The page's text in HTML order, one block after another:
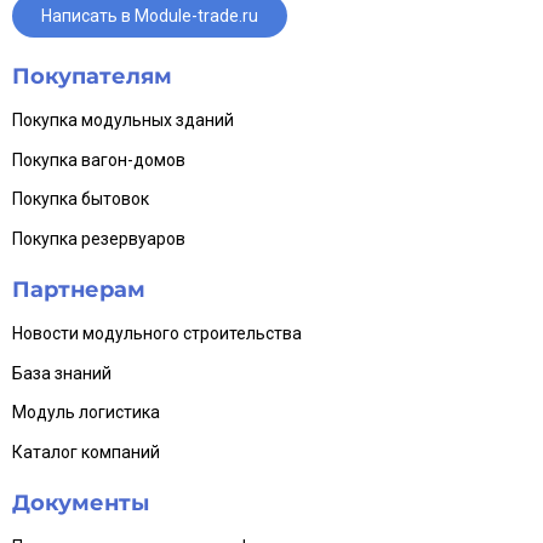
Возможна доработка планировки и комплектации:
дополнительные перегородки, окна, освещение, отопление и
Подготовим расчет и поможем подобрать подходящую
Написать в Module-trade.ru
Покупателям
Покупка модульных зданий
Покупка вагон-домов
Покупка бытовок
Покупка резервуаров
Партнерам
Новости модульного строительства
База знаний
Модуль логистика
Каталог компаний
Документы